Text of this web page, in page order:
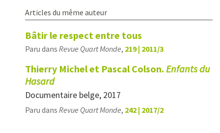
Articles du même auteur
Bâtir le respect entre tous
Paru dans Revue Quart Monde, 219 | 2011/3
Thierry Michel et Pascal Colson. Enfants du
Hasard
Documentaire belge, 2017
Paru dans Revue Quart Monde, 242 | 2017/2